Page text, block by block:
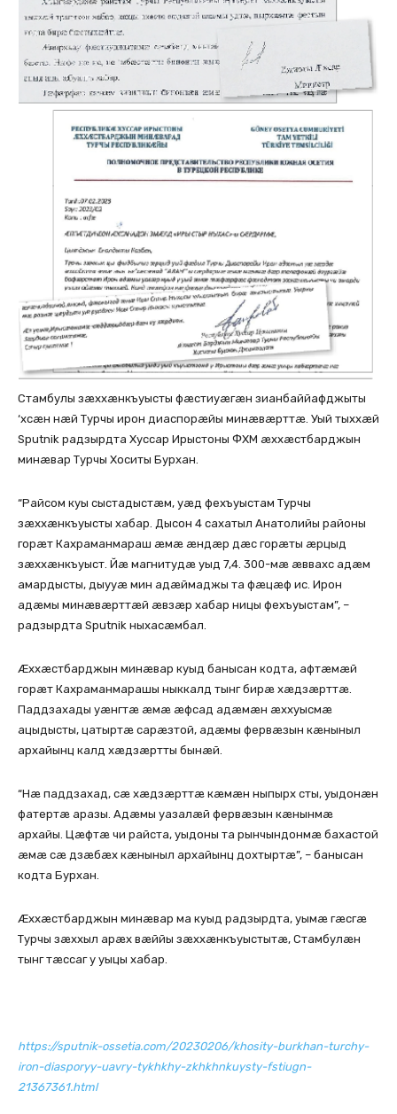
Стамбулы зæххæнкъуысты фæстиуæгæн зианбаййафджыты
‘хсæн нæй Турчы ирон диаспорæйы минæвæрттæ. Уый тыххæй
Sputnik радзырдта Хуссар Ирыстоны ФХМ æххæстбарджын
минæвар Турчы Хоситы Бурхан.
“Райсом куы сыстадыстæм, уæд фехъуыстам Турчы
зæххæнкъуысты хабар. Дысон 4 сахатыл Анатолийы районы
горæт Кахраманмараш æмæ æндæр дæс горæты æрцыд
зæххæнкъуыст. Йæ магнитудæ уыд 7,4. 300-мæ æввахс адæм
амардысты, дыууæ мин адæймаджы та фæцæф ис. Ирон
адæмы минæвæрттæй æвзæр хабар ницы фехъуыстам”, –
радзырдта Sputnik ныхасæмбал.
Æххæстбарджын минæвар куыд банысан кодта, афтæмæй
горæт Кахраманмарашы ныккалд тынг бирæ хæдзæрттæ.
Паддзахады уæнгтæ æмæ æфсад адæмæн æххуысмæ
ацыдысты, цатыртæ сарæзтой, адæмы фервæзын кæныныл
архайынц калд хæдзæртты бынæй.
“Нæ паддзахад, сæ хæдзæрттæ кæмæн ныпырх сты, уыдонæн
фатертæ аразы. Адæмы уазалæй фервæзын кæнынмæ
архайы. Цæфтæ чи райста, уыдоны та рынчындонмæ бахастой
æмæ сæ дзæбæх кæныныл архайынц дохтыртæ”, – банысан
кодта Бурхан.
Æххæстбарджын минæвар ма куыд радзырдта, уымæ гæсгæ
Турчы зæххыл арæх вæййы зæххæнкъуыстытæ, Стамбулæн
тынг тæссаг у уыцы хабар.
https://sputnik-ossetia.com/20230206/khosity-burkhan-turchy-
iron-diasporyy-uavry-tykhkhy-zkhkhnkuysty-fstiugn-
21367361.html